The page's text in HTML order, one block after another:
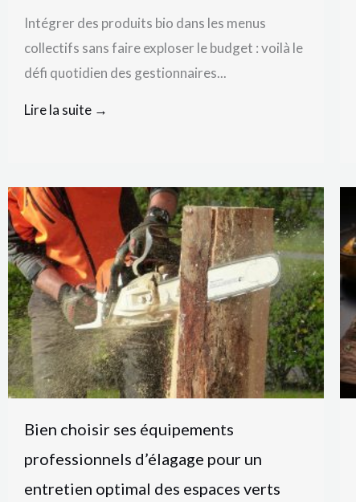
Intégrer des produits bio dans les menus
collectifs sans faire exploser le budget : voilà le
défi quotidien des gestionnaires...
Lire la suite →
Bien choisir ses équipements
professionnels d’élagage pour un
entretien optimal des espaces verts